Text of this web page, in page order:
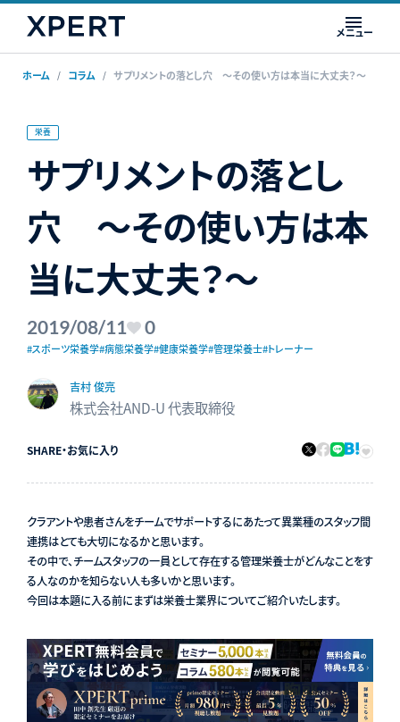
メニュー
ホーム コラム サプリメントの落とし穴 ～その使い方は本当に大丈夫？～
栄養
サプリメントの落とし
穴 ～その使い方は本
当に大丈夫？～
2019/08/11 0
#スポーツ栄養学#病態栄養学#健康栄養学#管理栄養士#トレーナー
吉村 俊亮
株式会社AND-U 代表取締役
SHARE・お気に入り
クラアントや患者さんをチームでサポートするにあたって異業種のスタッフ間
連携はとても大切になるかと思います。
その中で、チームスタッフの一員として存在する管理栄養士がどんなことをす
る人なのかを知らない人も多いかと思います。
今回は本題に入る前にまずは栄養士業界についてご紹介いたします。